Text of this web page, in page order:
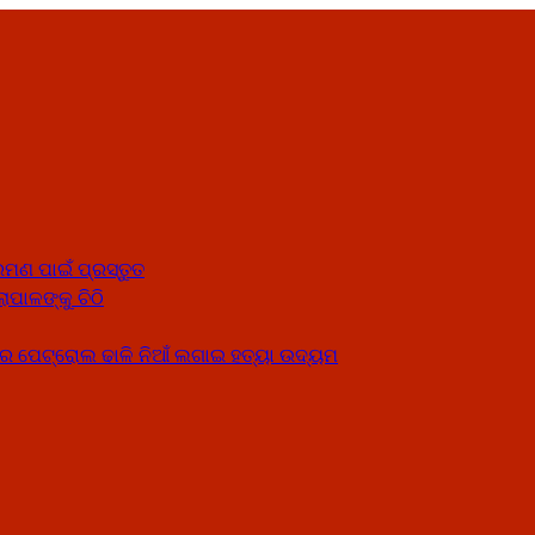
ପାଇଁ ପ୍ରସ୍ତୁତ
ଚିଠି
ପେଟ୍ରୋଲ ଢାଳି ନିଆଁ ଲଗାଇ ହତ୍ୟା ଉଦ୍ୟମ